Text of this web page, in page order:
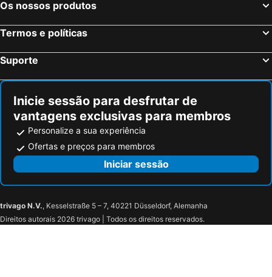
Hotel Terrassa Confort
RVHotels Spa Vila de Caldes - Adults only
RVHotels Broquetas Spa Termal
Checkin Montserrat
Hotel Montmeló
Hotel HC Mollet Barcelona
Dolce by Wyndham Barcelona Resort
Urban Sabadell
Can Seuba
L'Olivera Casa Rural
Urban Sabadell 2
Balneari Termes Victòria
Hotel Món Sant Benet
Hotel Cim Valles
Hotel Petit Luxe
Os nossos produtos
Termos e políticas
Suporte
Inicie sessão para desfrutar de
vantagens exclusivas para membros
Personalize a sua experiência
Ofertas e preços para membros
Iniciar sessão
trivago N.V., Kesselstraße 5 – 7, 40221 Düsseldorf, Alemanha
Direitos autorais 2026 trivago | Todos os direitos reservados.